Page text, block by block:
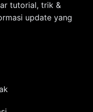
tutorial, trik &
update yang